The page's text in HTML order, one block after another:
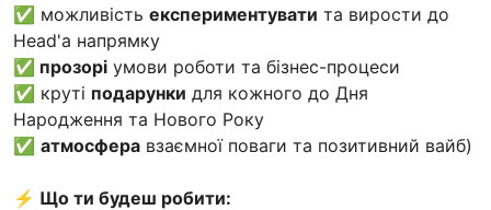
✅ можливість експериментувати та вирости до
Head'а напрямку
✅ прозорі умови роботи та бізнес-процеси
✅ круті подарунки для кожного до Дня
Народження та Нового Року
✅ атмосфера взаємної поваги та позитивний вайб)
⚡ Що ти будеш робити: